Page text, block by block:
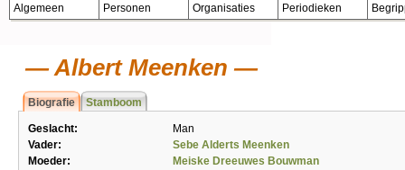
Algemeen Personen Organisaties Periodieken
Albert Meenken
Biografie Stamboom
Geslacht:
Man
Vader:
Sebe Alderts Meenken
Moeder:
Meiske Dreeuwes Bouwman